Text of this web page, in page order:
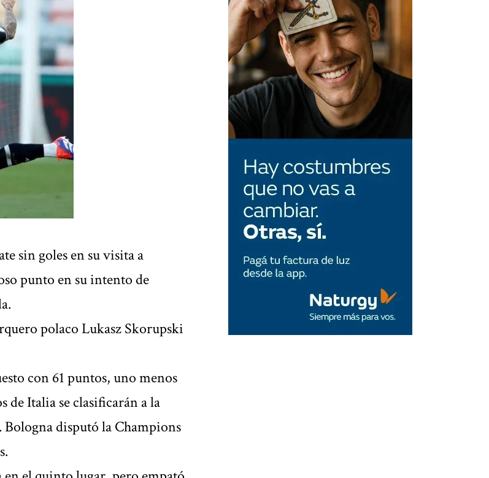
sin goles en su visita a
punto en su intento de
polaco Lukasz Skorupski
con 61 puntos, uno menos
de Italia se clasificarán a la
disputó la Champions